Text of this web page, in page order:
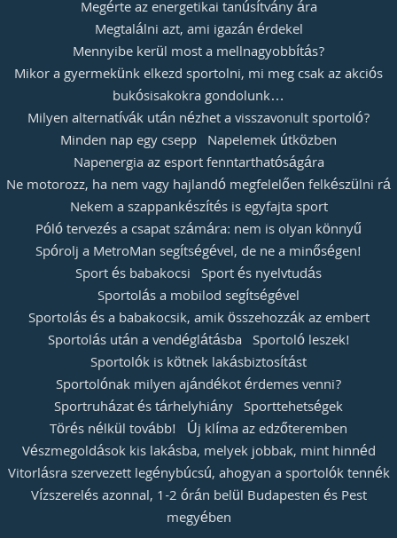
Megérte az energetikai tanúsítvány ára
Megtalálni azt, ami igazán érdekel
Mennyibe kerül most a mellnagyobbítás?
Mikor a gyermekünk elkezd sportolni, mi meg csak az akciós
bukósisakokra gondolunk…
Milyen alternatívák után nézhet a visszavonult sportoló?
Minden nap egy csepp Napelemek útközben
Napenergia az esport fenntarthatóságára
Ne motorozz, ha nem vagy hajlandó megfelelően felkészülni rá
Nekem a szappankészítés is egyfajta sport
Póló tervezés a csapat számára: nem is olyan könnyű
Spórolj a MetroMan segítségével, de ne a minőségen!
Sport és babakocsi Sport és nyelvtudás
Sportolás a mobilod segítségével
Sportolás és a babakocsik, amik összehozzák az embert
Sportolás után a vendéglátásba Sportoló leszek!
Sportolók is kötnek lakásbiztosítást
Sportolónak milyen ajándékot érdemes venni?
Sportruházat és tárhelyhiány Sporttehetségek
Törés nélkül tovább! Új klíma az edzőteremben
Vészmegoldások kis lakásba, melyek jobbak, mint hinnéd
Vitorlásra szervezett legénybúcsú, ahogyan a sportolók tennék
Vízszerelés azonnal, 1-2 órán belül Budapesten és Pest
megyében